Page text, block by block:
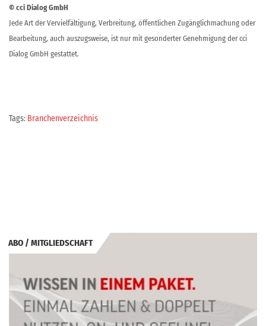
© cci Dialog GmbH
Jede Art der Vervielfältigung, Verbreitung, öffentlichen Zugänglichmachung oder
Bearbeitung, auch auszugsweise, ist nur mit gesonderter Genehmigung der cci
Dialog GmbH gestattet.
Tags: Branchenverzeichnis
ABO / MITGLIEDSCHAFT